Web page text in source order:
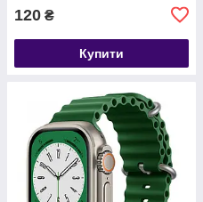
120 ₴
Купити